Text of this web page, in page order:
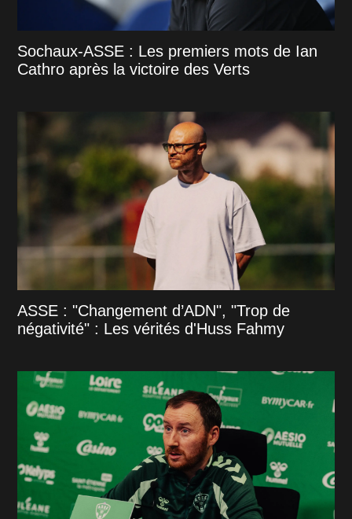
Sochaux-ASSE : Les premiers mots de Ian
Cathro après la victoire des Verts
ASSE : "Changement d’ADN", "Trop de
négativité" : Les vérités d'Huss Fahmy